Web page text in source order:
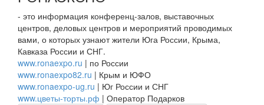
- это информация конференц-залов, выставочных
центров, деловых центров и мероприятий проводимых
вами, о которых узнают жители Юга России, Крыма,
Кавказа России и СНГ.
www.ronaexpo.ru | по России
www.ronaexpo82.ru | Крым и ЮФО
www.ronaexpo-ug.ru | Юг России и СНГ
www.цветы-торты.рф | Оператор Подарков